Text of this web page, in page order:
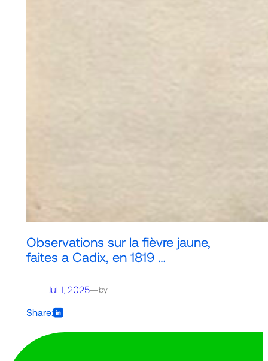
Observations sur la fièvre jaune,
faites a Cadix, en 1819 …
Jul 1, 2025—by
Share: